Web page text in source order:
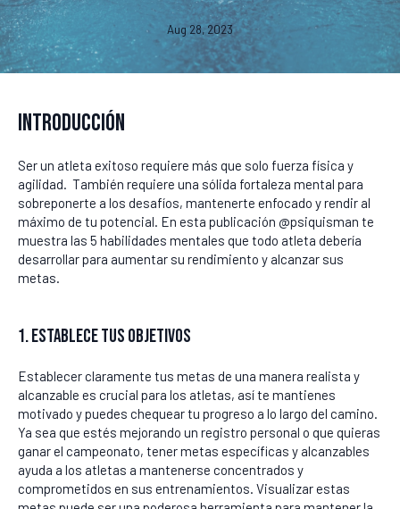
Aug 28, 2023
Introducción
Ser un atleta exitoso requiere más que solo fuerza física y
agilidad. También requiere una sólida fortaleza mental para
sobreponerte a los desafíos, mantenerte enfocado y rendir al
máximo de tu potencial. En esta publicación @psiquisman te
muestra las 5 habilidades mentales que todo atleta debería
desarrollar para aumentar su rendimiento y alcanzar sus
metas.
1. Establece tus objetivos
Establecer claramente tus metas de una manera realista y
alcanzable es crucial para los atletas, así te mantienes
motivado y puedes chequear tu progreso a lo largo del camino.
Ya sea que estés mejorando un registro personal o que quieras
ganar el campeonato, tener metas específicas y alcanzables
ayuda a los atletas a mantenerse concentrados y
comprometidos en sus entrenamientos. Visualizar estas